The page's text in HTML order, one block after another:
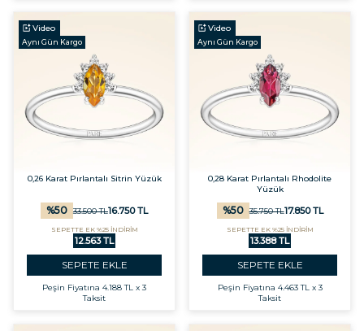
Video
Aynı Gün Kargo
0,26 Karat Pırlantalı Sitrin Yüzük
%50 33.500TL16.750TL
SEPETTE EK %25 İNDİRİM
12.563 TL
SEPETE EKLE
Peşin Fiyatına 4.188 TL x 3
Taksit
Video
Aynı Gün Kargo
0,28 Karat Pırlantalı Rhodolite
Yüzük
%50 35.750TL17.850TL
SEPETTE EK %25 İNDİRİM
13.388 TL
SEPETE EKLE
Peşin Fiyatına 4.463 TL x 3
Taksit